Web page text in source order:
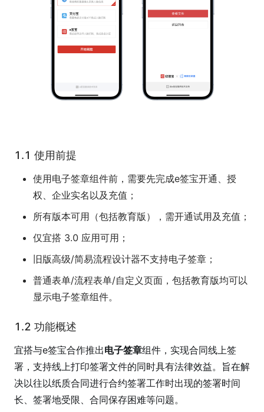
1.1 使用前提
使用电子签章组件前，需要先完成e签宝开通、授
权、企业实名以及充值；
所有版本可用（包括教育版），需开通试用及充值；
仅宜搭 3.0 应用可用；
旧版高级/简易流程设计器不支持电子签章；
普通表单/流程表单/自定义页面，包括教育版均可以
显示电子签章组件。
1.2 功能概述
宜搭与e签宝合作推出电子签章组件，实现合同线上签
署，支持线上打印签署文件的同时具有法律效益。旨在解
决以往以纸质合同进行合约签署工作时出现的签署时间
长、签署地受限、合同保存困难等问题。